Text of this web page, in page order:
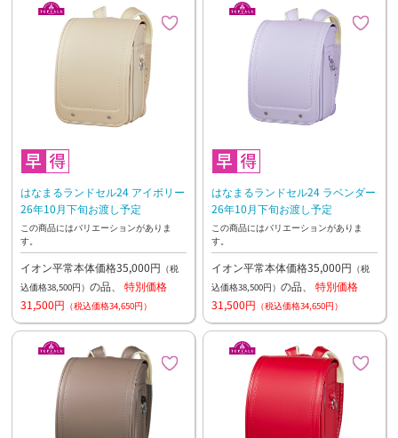
はなまるランドセル24 アイボリー
26年10月下旬お渡し予定
この商品にはバリエーションがありま
す。
イオン平常本体価格35,000円 （税
込価格38,500円） の品、 特別価格
31,500円 （税込価格34,650円）
はなまるランドセル24 ラベンダー
26年10月下旬お渡し予定
この商品にはバリエーションがありま
す。
イオン平常本体価格35,000円 （税
込価格38,500円） の品、 特別価格
31,500円 （税込価格34,650円）